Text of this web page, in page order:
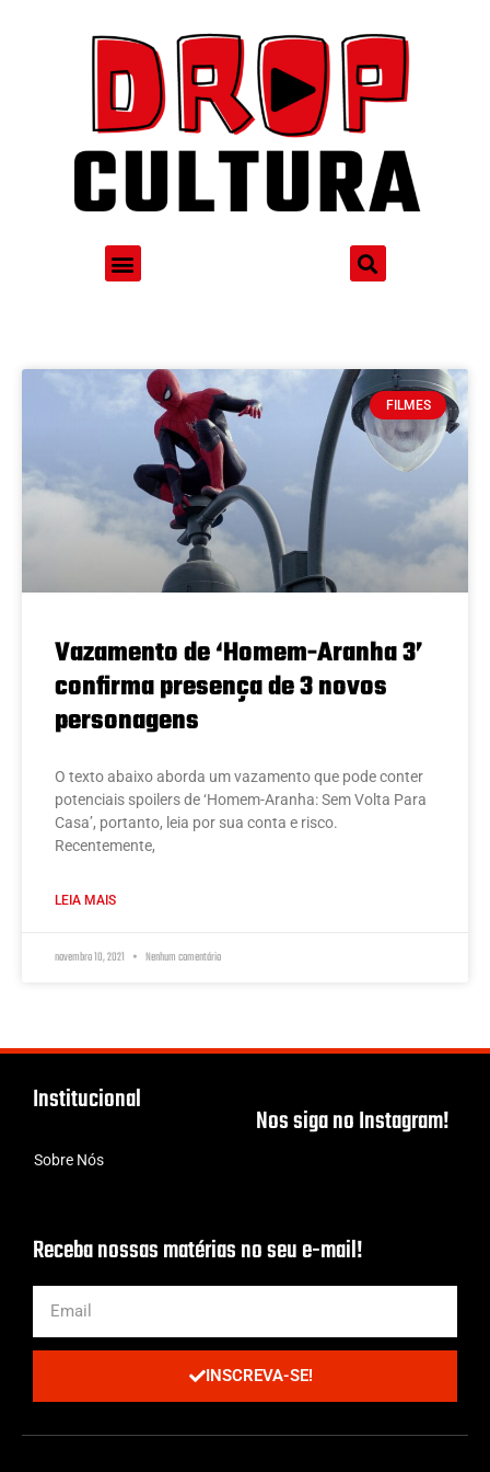
FILMES
Vazamento de ‘Homem-Aranha 3’
confirma presença de 3 novos
personagens
O texto abaixo aborda um vazamento que pode conter
potenciais spoilers de ‘Homem-Aranha: Sem Volta Para
Casa’, portanto, leia por sua conta e risco.
Recentemente,
LEIA MAIS
novembro 10, 2021 Nenhum comentário
Institucional
Sobre Nós
Nos siga no Instagram!
Receba nossas matérias no seu e-mail!
INSCREVA-SE!